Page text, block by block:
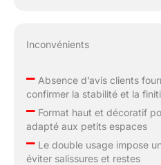
Inconvénients
–Absence d’avis clients
confirmer la stabilité et la
–Format haut et décoratif
adapté aux petits espaces
–Le double usage impose
éviter salissures et restes